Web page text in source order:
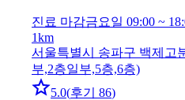
진료 마감금요일 09:00 ~
1km
서울특별시 송파구 백제고
부,2층일부,5층,6층)
5.0(후기 86)